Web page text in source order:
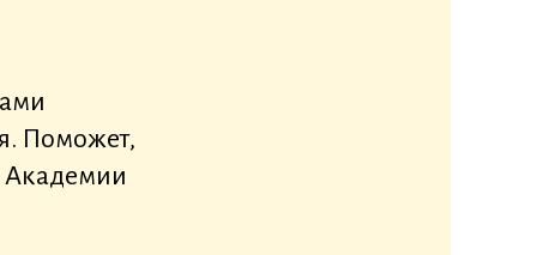
Поможет,
Академии